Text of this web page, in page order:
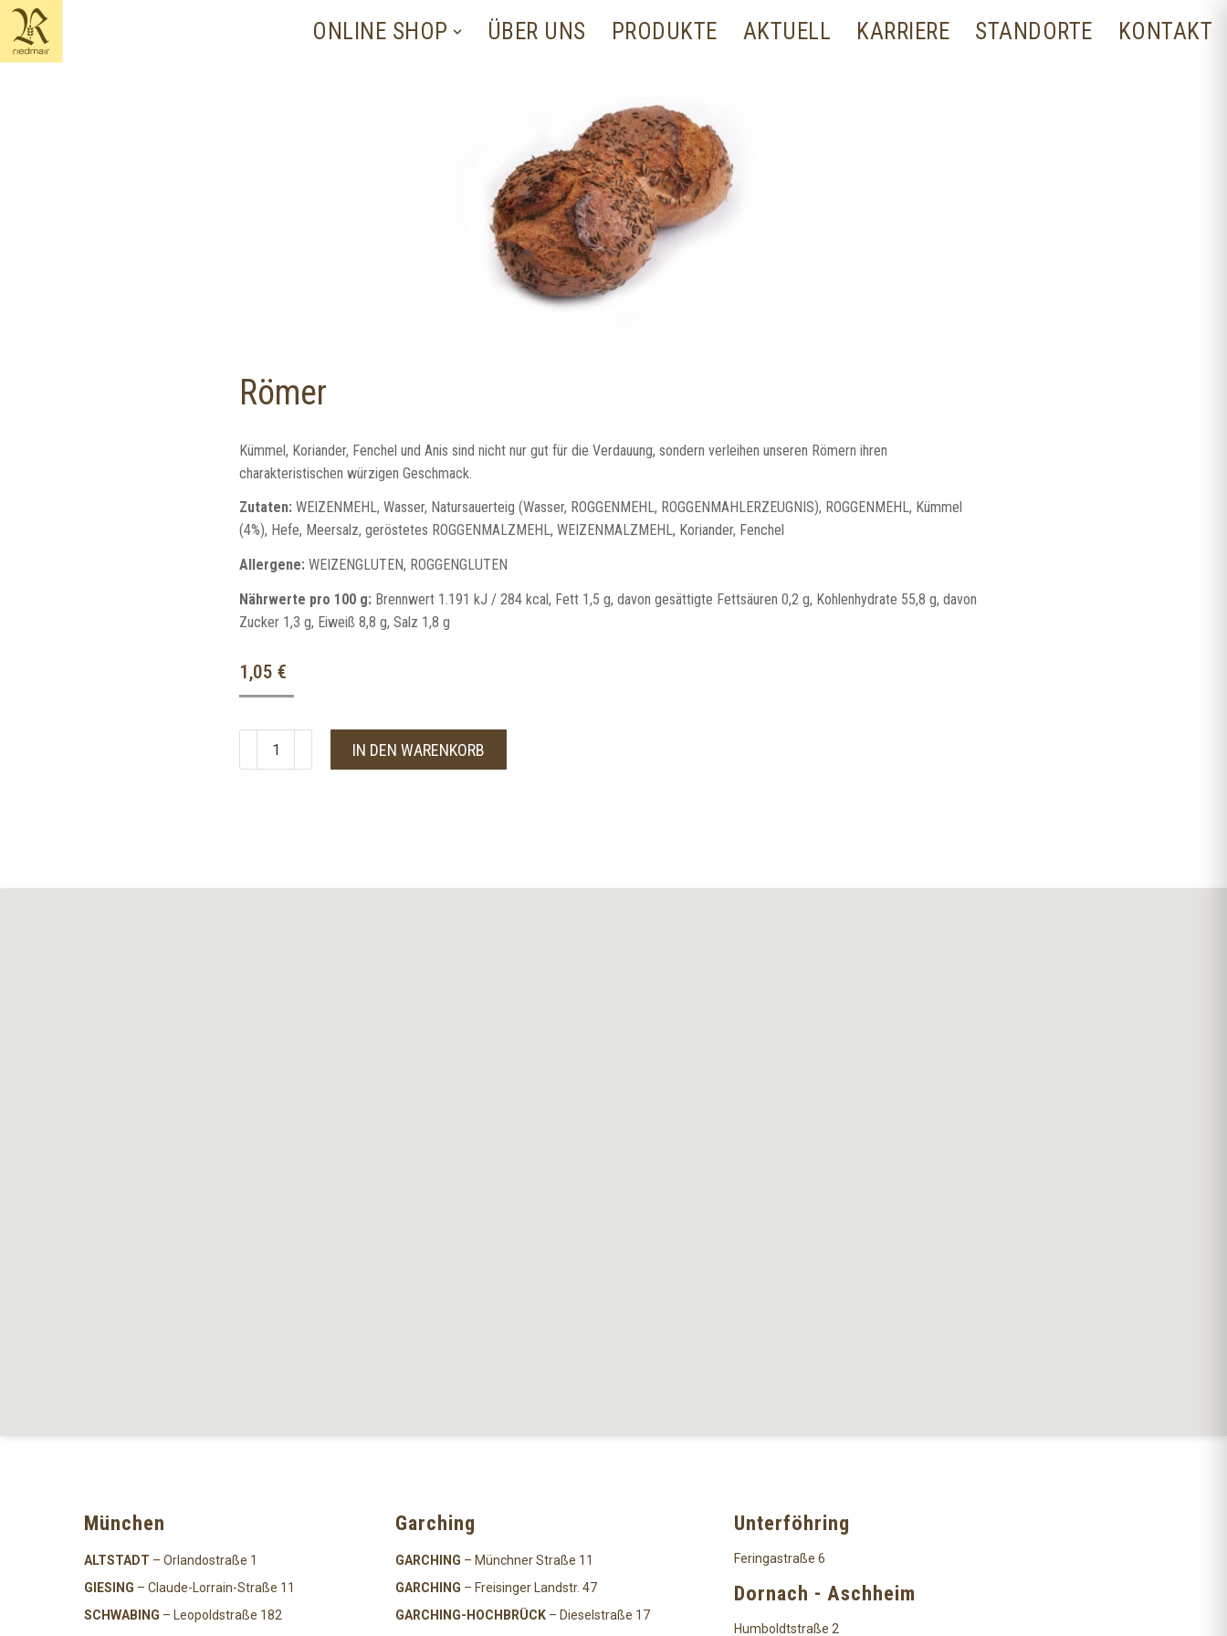
content
ONLINE SHOP ÜBER UNS PRODUKTE AKTUELL KARRIERE STANDORTE KONTAKT
Römer
Kümmel, Koriander, Fenchel und Anis sind nicht nur gut für die Verdauung, sondern verleihen unseren Römern ihren
charakteristischen würzigen Geschmack.
Zutaten: WEIZENMEHL, Wasser, Natursauerteig (Wasser, ROGGENMEHL, ROGGENMAHLERZEUGNIS), ROGGENMEHL, Kümmel
(4%), Hefe, Meersalz, geröstetes ROGGENMALZMEHL, WEIZENMALZMEHL, Koriander, Fenchel
Allergene: WEIZENGLUTEN, ROGGENGLUTEN
Nährwerte pro 100 g: Brennwert 1.191 kJ / 284 kcal, Fett 1,5 g, davon gesättigte Fettsäuren 0,2 g, Kohlenhydrate 55,8 g, davon
Zucker 1,3 g, Eiweiß 8,8 g, Salz 1,8 g
1,05 €
IN DEN WARENKORB
München
ALTSTADT – Orlandostraße 1
GIESING – Claude-Lorrain-Straße 11
SCHWABING – Leopoldstraße 182
Garching
GARCHING – Münchner Straße 11
GARCHING – Freisinger Landstr. 47
GARCHING-HOCHBRÜCK – Dieselstraße 17
Unterföhring
Feringastraße 6
Dornach - Aschheim
Humboldtstraße 2